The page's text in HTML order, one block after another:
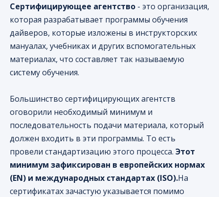
Сертифицирующее агентство - это организация,
которая разрабатывает программы обучения
дайверов, которые изложены в инструкторских
мануалах, учебниках и других вспомогательных
материалах, что составляет так называемую
систему обучения.
Большинство сертифицирующих агентств
оговорили необходимый минимум и
последовательность подачи материала, который
должен входить в эти программы. То есть
провели стандартизацию этого процесса. Этот
минимум зафиксирован в европейских нормах
(EN) и международных стандартах (ISO).На
сертификатах зачастую указывается помимо